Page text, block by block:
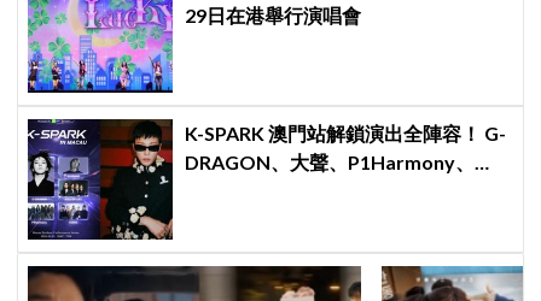
29日在港舉行演唱會
K-SPARK 澳門站解鎖演出全陣容！ G-
DRAGON、大聲、P1Harmony、